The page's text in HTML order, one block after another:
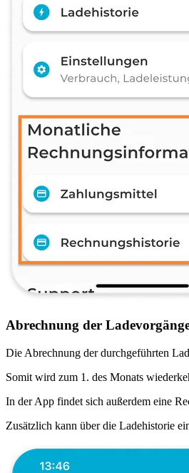
Abrechnung der
Die Abrechnung der durchgeführten
Somit wird zum 1. des Monats
In der App findet sich außerdem eine
Zusätzlich kann über die Ladehistorie